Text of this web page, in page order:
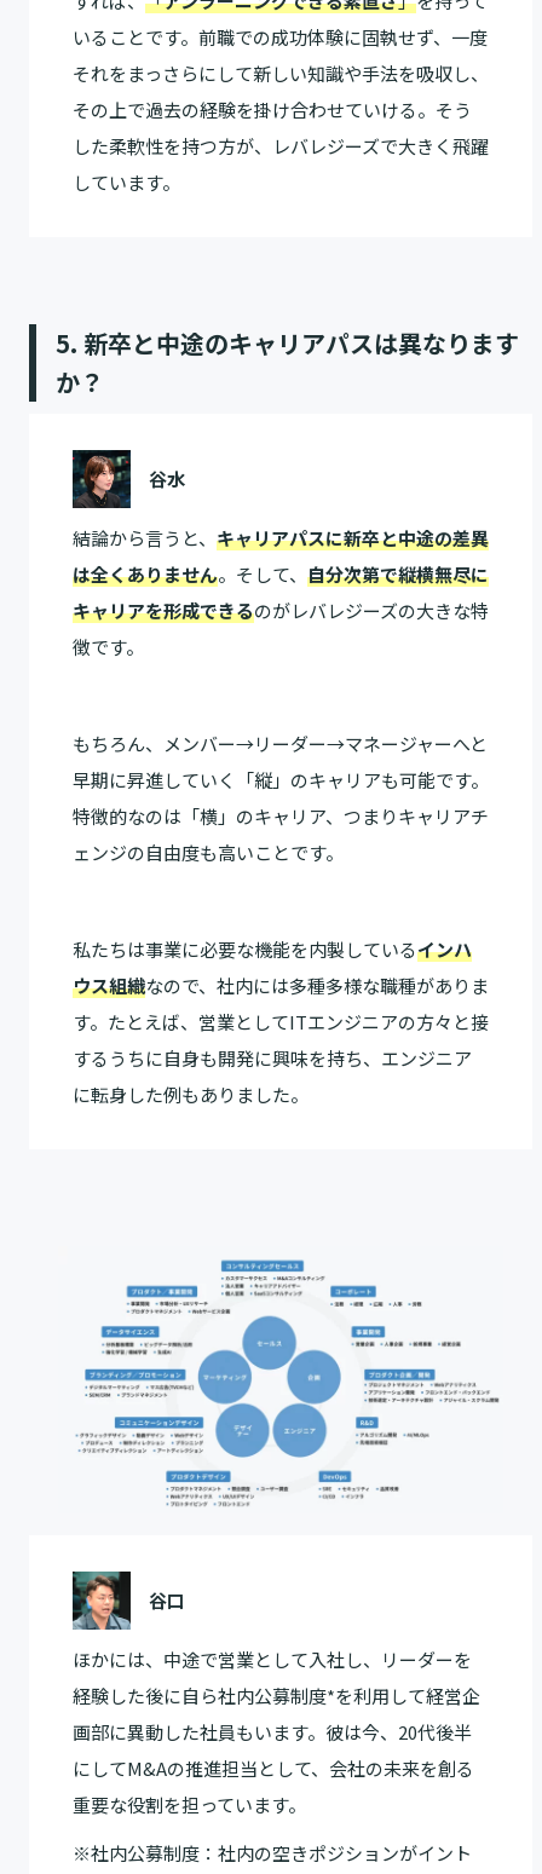
いることです。前職での成功体験に固執せず、一度
それをまっさらにして新しい知識や手法を吸収し、
その上で過去の経験を掛け合わせていける。そう
した柔軟性を持つ方が、レバレジーズで大きく飛躍
しています。
5. 新卒と中途のキャリアパスは異なります
か？
谷水
結論から言うと、 キャリアパスに新卒と中途の差異
は全くありません。そして、 自分次第で縦横無尽に
キャリアを形成できるのがレバレジーズの大きな特
徴です。
もちろん、メンバー→リーダー→マネージャーへと
早期に昇進していく「縦」のキャリアも可能です。
特徴的なのは「横」のキャリア、つまりキャリアチ
ェンジの自由度も高いことです。
私たちは事業に必要な機能を内製しているインハ
ウス組織なので、社内には多種多様な職種がありま
す。たとえば、営業としてITエンジニアの方々と接
するうちに自身も開発に興味を持ち、エンジニア
に転身した例もありました。
谷口
ほかには、中途で営業として入社し、リーダーを
経験した後に自ら社内公募制度*を利用して経営企
画部に異動した社員もいます。彼は今、20代後半
にしてM&Aの推進担当として、会社の未来を創る
重要な役割を担っています。
※社内公募制度：社内の空きポジションがイント